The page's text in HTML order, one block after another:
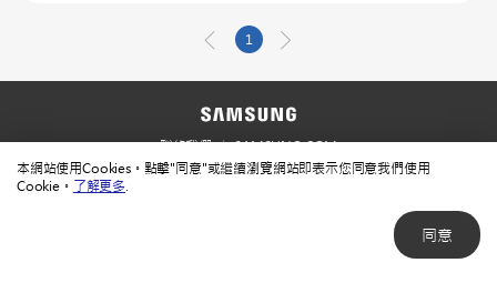
本網站使用Cookies。點擊"同意"或繼續瀏覽網站即表示您同意我們使用
Cookie。 了解更多
同意
1
聯絡我們
SAMSUNG.COM
使用規範
隱私規範